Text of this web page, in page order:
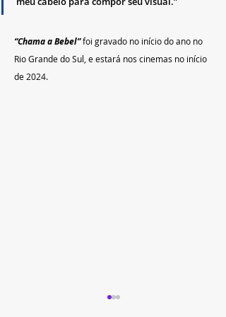
“Chama a Bebel” foi gravado no início do ano no
Rio Grande do Sul, e estará nos cinemas no início
de 2024.